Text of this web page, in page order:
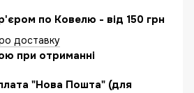
по Ковелю - від 150 грн
доставку
при отриманні
"Нова Пошта" (для